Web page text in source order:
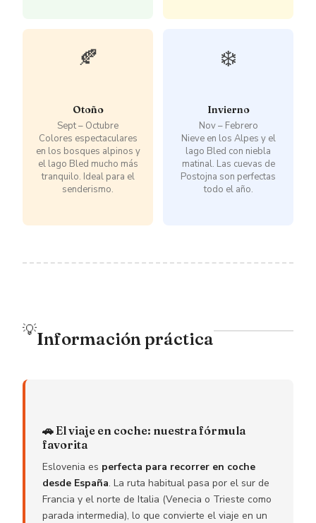
🍂
Otoño
Sept – Octubre
Colores espectaculares
en los bosques alpinos y
el lago Bled mucho más
tranquilo. Ideal para el
senderismo.
❄️
Invierno
Nov – Febrero
Nieve en los Alpes y el
lago Bled con niebla
matinal. Las cuevas de
Postojna son perfectas
todo el año.
💡Información práctica
🚗 El viaje en coche: nuestra fórmula
favorita
Eslovenia es perfecta para recorrer en coche
desde España. La ruta habitual pasa por el sur de
Francia y el norte de Italia (Venecia o Trieste como
parada intermedia), lo que convierte el viaje en un